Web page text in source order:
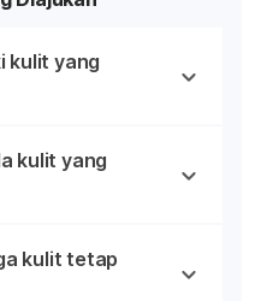
kulit yang
kulit yang
kulit tetap